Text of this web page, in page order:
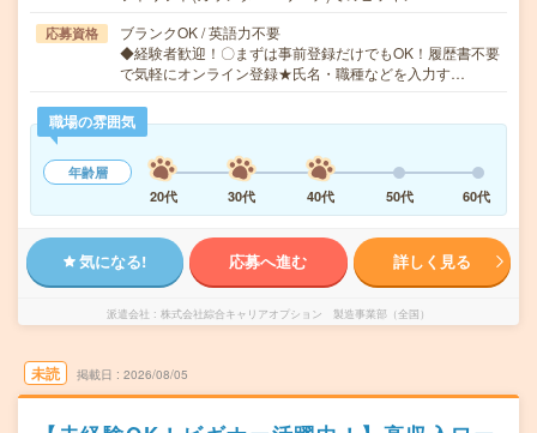
応募資格
ブランクOK / 英語力不要
◆経験者歓迎！〇まずは事前登録だけでもOK！履歴書不要
で気軽にオンライン登録★氏名・職種などを入力す…
職場の雰囲気
年齢層
20代
30代 40代 50代 60代
気になる! 応募へ進む 詳しく見る
派遣会社 株式会社綜合キャリアオプション 製造事業部（全国）
未読 掲載日 2026/08/05